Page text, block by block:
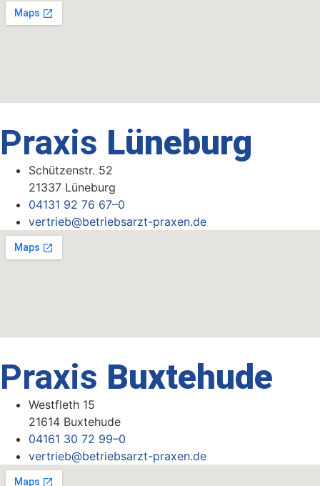
Praxis Lüneburg
Schützenstr. 52
21337 Lüneburg
04131 92 76 67–0
vertrieb@betriebsarzt-praxen.de
Praxis Buxtehude
Westfleth 15
21614 Buxtehude
04161 30 72 99–0
vertrieb@betriebsarzt-praxen.de